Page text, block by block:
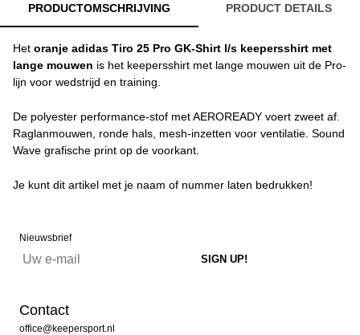
PRODUCTOMSCHRIJVING PRODUCT DETAILS
Het oranje adidas Tiro 25 Pro GK-Shirt l/s keepersshirt met
lange mouwen is het keepersshirt met lange mouwen uit de Pro-
lijn voor wedstrijd en training.
De polyester performance-stof met AEROREADY voert zweet af.
Raglanmouwen, ronde hals, mesh-inzetten voor ventilatie. Sound
Wave grafische print op de voorkant.
Je kunt dit artikel met je naam of nummer laten bedrukken!
Nieuwsbrief
Contact
office@keepersport.nl